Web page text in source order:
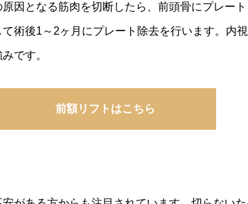
因となる筋肉を切断したら、前頭骨にプレー
術後1～2ヶ月にプレート除去を行います。内
です。
前額リフトはこちら